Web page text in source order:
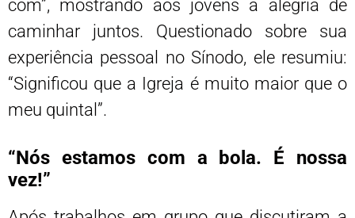
com”, mostrando aos jovens a alegria de
caminhar juntos. Questionado sobre sua
experiência pessoal no Sínodo, ele resumiu:
“Significou que a Igreja é muito maior que o
meu quintal”.
“Nós estamos com a bola. É nossa
vez!”